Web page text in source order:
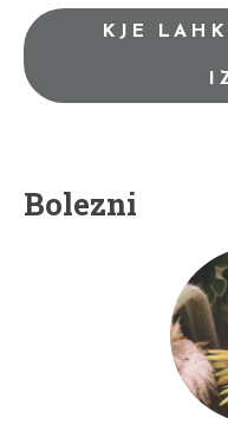
KJE
Bolezni